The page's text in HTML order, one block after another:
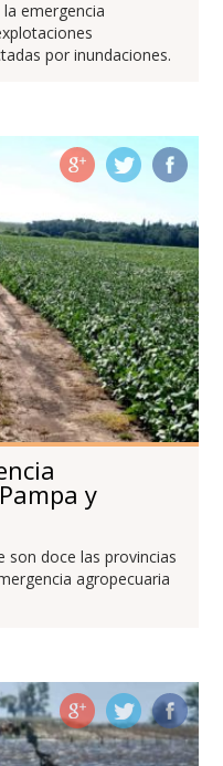
emergencia
por inundaciones.
y
son doce las provincias
agropecuaria